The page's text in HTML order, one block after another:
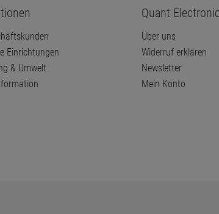
Einrichtungen
& Umwelt
Quant
Über uns
Widerruf erklären
Newsletter
Mein Konto